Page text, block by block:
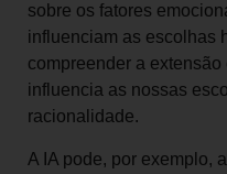
sobre os fatores
influenciam as escolhas
compreender a
influencia as nossas
racionalidade.
A IA pode, por exemplo,